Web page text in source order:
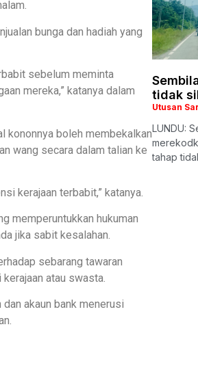
bunga dan hadiah yang
sebelum meminta
mereka,” katanya dalam
kononnya boleh membekalkan
wang secara dalam talian ke
kerajaan terbabit,” katanya.
memperuntukkan hukuman
jika sabit kesalahan.
sebarang tawaran
atau swasta.
akaun bank menerusi
tidak
Utusan
LUNDU:
tahap